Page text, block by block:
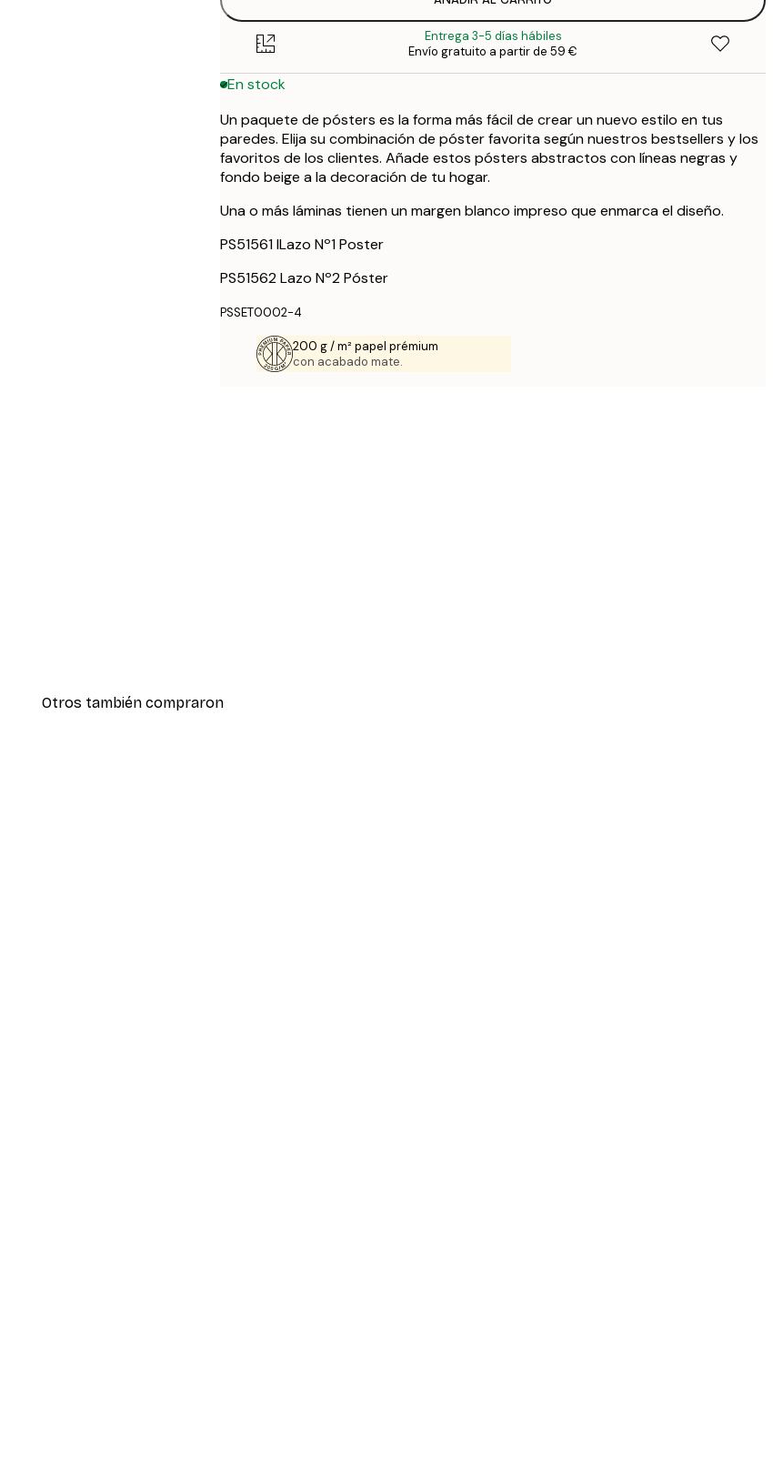
30x40 cm
50x70 cm
Entrega 3-5 días hábiles
Envío gratuito a partir de 59 €
En stock
Un paquete de pósters es la forma más fácil de crear un nuevo estilo en tus
paredes. Elija su combinación de póster favorita según nuestros bestsellers y los
favoritos de los clientes. Añade estos pósters abstractos con líneas negras y
fondo beige a la decoración de tu hogar.
Una o más láminas tienen un margen blanco impreso que enmarca el diseño.
PS51561 lLazo Nº1 Poster
PS51562 Lazo Nº2 Póster
PSSET0002-4
200 g / m² papel prémium
con acabado mate.
Otros también compraron